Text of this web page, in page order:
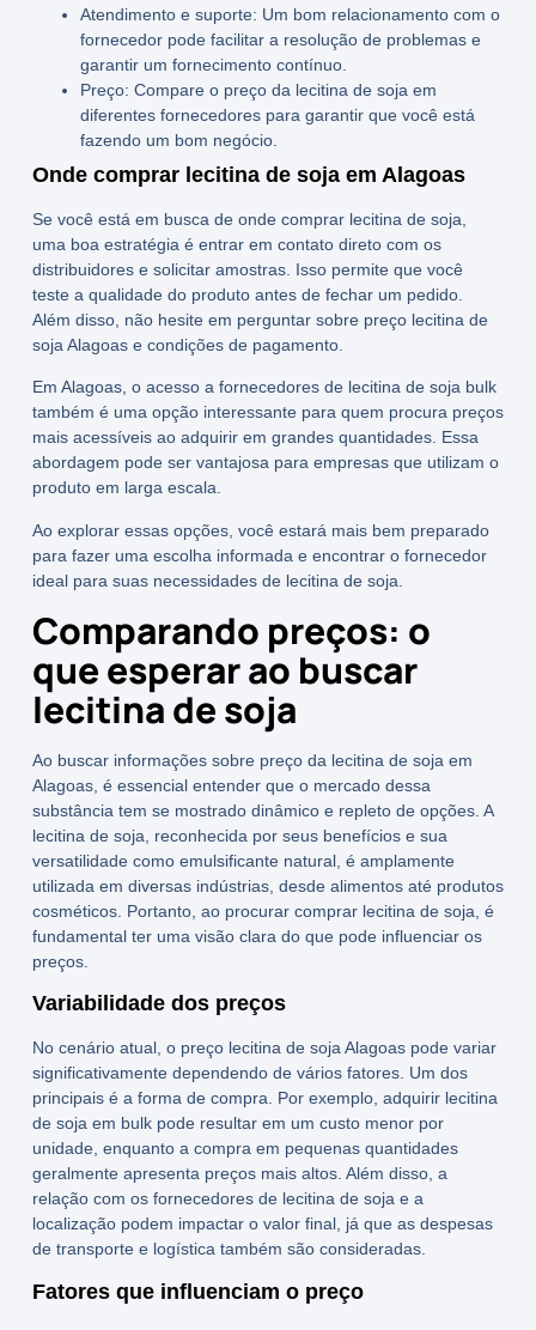
Atendimento e suporte: Um bom relacionamento com o
fornecedor pode facilitar a resolução de problemas e
garantir um fornecimento contínuo.
Preço: Compare o preço da lecitina de soja em
diferentes fornecedores para garantir que você está
fazendo um bom negócio.
Onde comprar lecitina de soja em Alagoas
Se você está em busca de onde comprar lecitina de soja
uma boa estratégia é entrar em contato direto com os
distribuidores e solicitar amostras. Isso permite que você
teste a qualidade do produto antes de fechar um pedido.
Além disso, não hesite em perguntar sobre preço lecitina de
soja Alagoase condições de pagamento.
Em Alagoas, o acesso a fornecedores de lecitina de soja bulk
também é uma opção interessante para quem procura preços
mais acessíveis ao adquirir em grandes quantidades. Essa
abordagem pode ser vantajosa para empresas que utilizam o
produto em larga escala.
Ao explorar essas opções, você estará mais bem preparado
para fazer uma escolha informada e encontrar o fornecedor
ideal para suas necessidades de lecitina de soja.
Comparando preços: o
que esperar ao buscar
lecitina de soja
Ao buscar informações sobre preço da lecitina de soja em
Alagoas, é essencial entender que o mercado dessa
substância tem se mostrado dinâmico e repleto de opções. A
lecitina de soja, reconhecida por seus benefíciose sua
versatilidade como emulsificante natural, é amplamente
utilizada em diversas indústrias, desde alimentos até produtos
cosméticos. Portanto, ao procurar comprar lecitina de soja , é
fundamental ter uma visão clara do que pode influenciar os
preços.
Variabilidade dos preços
No cenário atual, o preço lecitina de soja Alagoaspode variar
significativamente dependendo de vários fatores. Um dos
principais é a forma de compra. Por exemplo, adquirir lecitina
de soja em bulk pode resultar em um custo menor por
unidade, enquanto a compra em pequenas quantidades
geralmente apresenta preços mais altos. Além disso, a
relação com os fornecedores de lecitina de sojae a
localização podem impactar o valor final, já que as despesas
de transporte e logística também são consideradas.
Fatores que influenciam o preço